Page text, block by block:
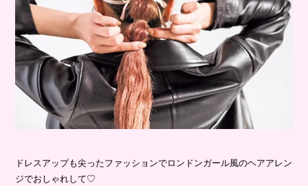
ドレスアップも尖ったファッションでロンドンガール風のヘアアレン
ジでおしゃれして♡